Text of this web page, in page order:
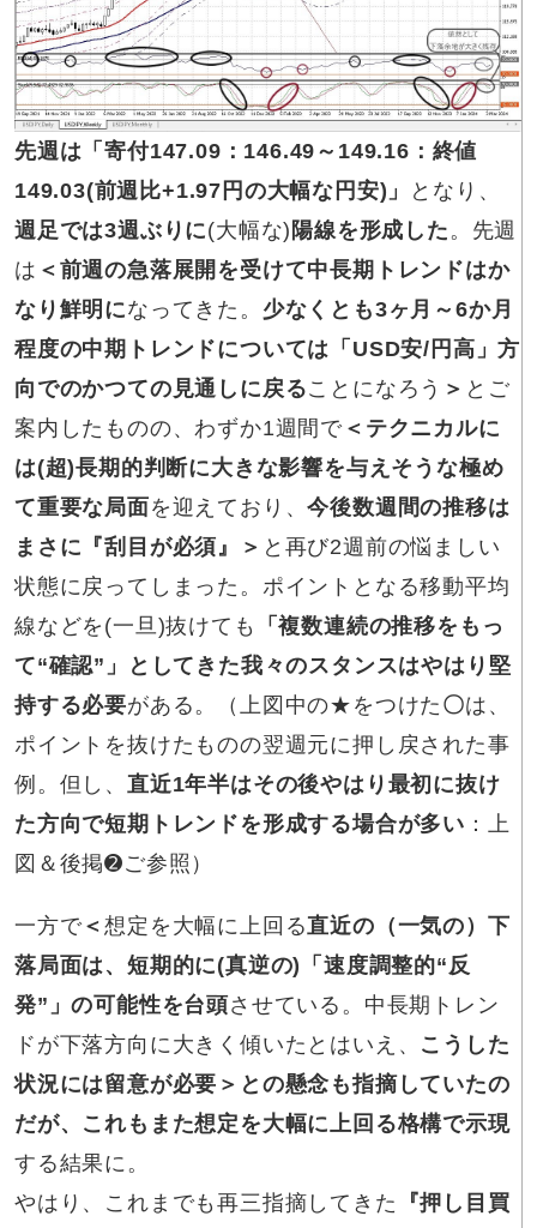
先週は「寄付147.09：146.49～149.16：終値
149.03(前週比+1.97円の大幅な円安)」
となり、
週足では3週ぶりに(大幅な) 陽線を形成した 。先週
は ＜前週の急落展開を受けて中長期トレンドはか
なり鮮明になってきた。 少なくとも3ヶ月～6か月
程度の中期トレンドについては「USD安/円高」方
向でのかつての見通しに戻ることになろう ＞ とご
案内したものの、わずか1週間で ＜テクニカルに
は(超)長期的判断に大きな影響を与えそうな極め
て重要な局面を迎えており、今後数週間の推移は
まさに『刮目が必須』＞ と再び2週前の悩ましい
状態に戻ってしまった。ポイントとなる移動平均
線などを(一旦)抜けても
「複数連続の推移をもっ
て“確認”」としてきた我々のスタンスはやはり堅
持する必要がある。（上図中の★をつけた 〇は、
ポイントを抜けたものの翌週元に押し戻された事
例。但し、 直近1年半はその後やはり最初に抜け
た方向で短期トレンドを形成する場合が多い ：上
図＆後掲➋ご参照）
一方で＜想定を大幅に上回る直近の（一気の）下
落局面は、短期的に(真逆の)「速度調整的“反
発”」の可能性を台頭させている。中長期トレン
ドが下落方向に大きく傾いたとはいえ、 こうした
状況には留意が必要＞との懸念も指摘していたの
だが、これもまた想定を大幅に上回る格構で示現
する結果に。
やはり、これまでも再三指摘してきた
『押し目買